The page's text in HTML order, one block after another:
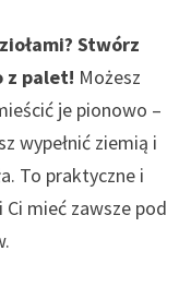
Stwórz
z palet! Możesz
je pionowo –
wypełnić ziemią i
To praktyczne i
mieć zawsze pod